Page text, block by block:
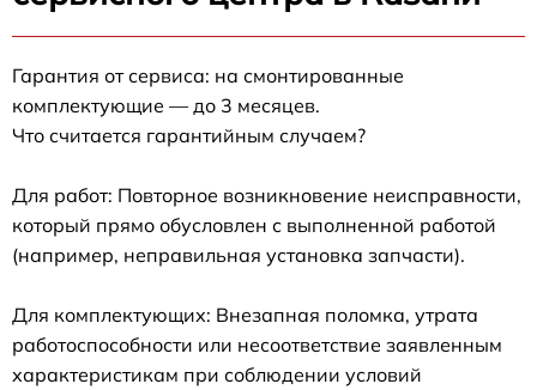
Гарантия от сервиса: на смонтированные
комплектующие — до 3 месяцев.
Что считается гарантийным случаем?
Для работ: Повторное возникновение неисправности,
который прямо обусловлен с выполненной работой
(например, неправильная установка запчасти).
Для комплектующих: Внезапная поломка, утрата
работоспособности или несоответствие заявленным
характеристикам при соблюдении условий